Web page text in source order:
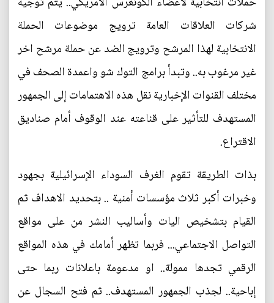
شركات العلاقات العامة ترويج موضوعات الحملة
الانتخابية لهذا المرشح وترويج الضد عن حملة مرشح اخر
غير مرغوب به.. وتبدأ برامج التوك شو واعمدة الصحف في
مختلف القنوات الإخبارية نقل هذه الاهتمامات إلى الجمهور
المستهدف للتأثير على قناعته عند الوقوف أمام صناديق
الاقتراع.
بذات الطريقة تقوم الغرف السوداء الإسرائيلية بجهود
وخبرات أكبر ثلاث مؤسسات أمنية .. بتحديد الاهداف ثم
القيام بتشخيص اليات وأساليب النشر من على مواقع
التواصل الاجتماعي... فربما تظهر أمامك في هذه المواقع
الرقمي تجدها ممولة.. او مدعومة باعلانات ربما حتى
إباحية.. لجذب الجمهور المستهدف.. ثم فتح السجال عن